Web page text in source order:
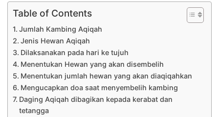
Table of Contents
Jumlah Kambing Aqiqah
Jenis Hewan Aqiqah
Dilaksanakan pada hari ke tujuh
Menentukan Hewan yang akan disembelih
Menentukan jumlah hewan yang akan diaqiqahkan
Mengucapkan doa saat menyembelih kambing
Daging Aqiqah dibagikan kepada kerabat dan
tetangga